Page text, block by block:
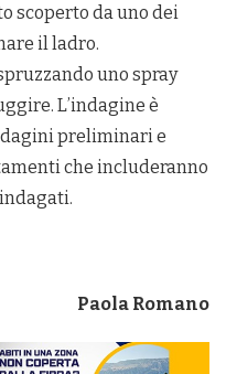
scoperto da uno dei
il ladro.
uno spray
L’indagine è
preliminari e
che includeranno
Paola Romano